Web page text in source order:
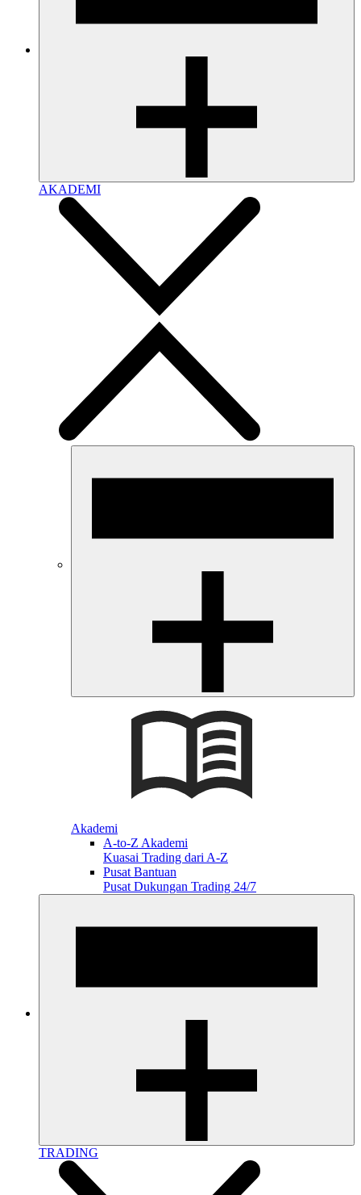
AKADEMI
Akademi
A-to-Z Akademi
Kuasai Trading dari A-Z
Pusat Bantuan
Pusat Dukungan Trading 24/7
TRADING